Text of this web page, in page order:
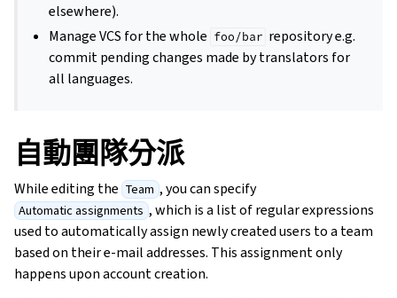
elsewhere).
Manage VCS for the whole foo/bar repository e.g.
commit pending changes made by translators for
all languages.
自動團隊分派
While editing the Team , you can specify
Automatic assignments , which is a list of regular expressions
used to automatically assign newly created users to a team
based on their e-mail addresses. This assignment only
happens upon account creation.